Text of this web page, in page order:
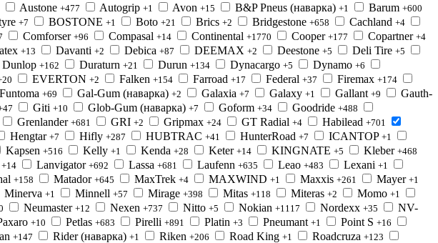
Austone +477 Autogrip +1 Avon +15 B&P Pneus (наварка) +1 Barum +600
+7 BOSTONE +1 Boto +21 Brics +2 Bridgestone +658 Cachland +4
Comforser +96 Compasal +14 Continental +1770 Cooper +177 Copartner +4
+13 Davanti +2 Debica +87 DEEMAX +2 Deestone +5 Deli Tire +5
Dunlop +162 Duraturn +21 Durun +134 Dynacargo +5 Dynamo +6
EVERTON +2 Falken +154 Farroad +17 Federal +37 Firemax +174
Funtoma +69 Gal-Gum (наварка) +2 Galaxia +7 Galaxy +1 Gallant +9
Gauth-
Giti +10 Glob-Gum (наварка) +7 Goform +34 Goodride +488
Grenlander +681 GRI +2 Gripmax +24 GT Radial +4 Habilead +701
Hengtar +7 Hifly +287 HUBTRAC +41 HunterRoad +7 ICANTOP +1
Kapsen +516 Kelly +1 Kenda +28 Keter +14 KINGNATE +5 Kleber +468
+14 Lanvigator +692 Lassa +681 Laufenn +635 Leao +483 Lexani +1
+158 Matador +645 MaxTrek +4 MAXWIND +1 Maxxis +261 Mayer +1
Minerva +1 Minnell +57 Mirage +398 Mitas +118 Miteras +2 Momo +1
Neumaster +12 Nexen +737 Nitto +5 Nokian +1117 Nordexx +35
NV-
+10 Petlas +683 Pirelli +891 Platin +3 Pneumant +1 Point S +16
+147 Rider (наварка) +1 Riken +206 Road King +1 Roadcruza +123